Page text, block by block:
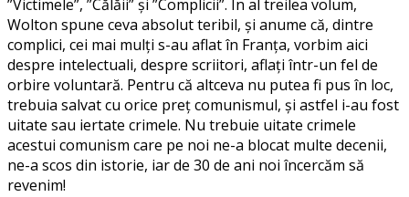
”Victimele”, ”Călăii” și ”Complicii”. În al treilea volum,
Wolton spune ceva absolut teribil, și anume că, dintre
complici, cei mai mulți s-au aflat în Franța, vorbim aici
despre intelectuali, despre scriitori, aflați într-un fel de
orbire voluntară. Pentru că altceva nu putea fi pus în loc,
trebuia salvat cu orice preț comunismul, și astfel i-au fost
uitate sau iertate crimele. Nu trebuie uitate crimele
acestui comunism care pe noi ne-a blocat multe decenii,
ne-a scos din istorie, iar de 30 de ani noi încercăm să
revenim!